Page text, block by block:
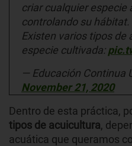
criar cualquier especie
controlando su hábitat.
Existen varios tipos de
especie cultivada:
— Educación Continua
November 21, 2020
Dentro de esta práctica,
tipos de acuicultura,
acuática que queramos